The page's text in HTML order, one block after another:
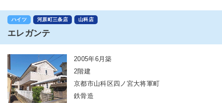
ハイツ 河原町三条店 山科店
エレガンテ
2005年6月築
2階建
京都市山科区四ノ宮大将軍町
鉄骨造